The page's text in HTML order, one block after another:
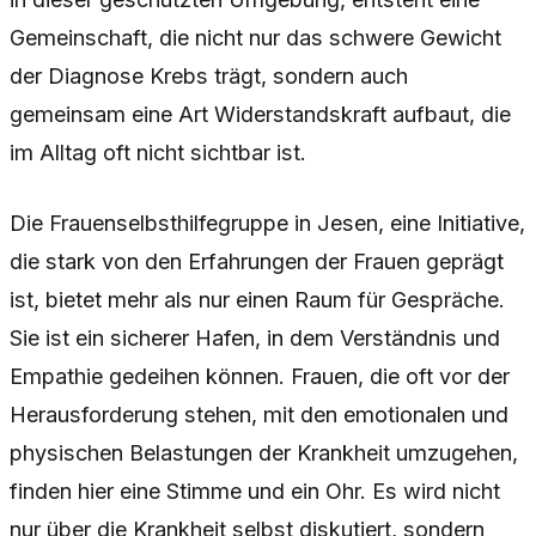
Gemeinschaft, die nicht nur das schwere Gewicht
der Diagnose Krebs trägt, sondern auch
gemeinsam eine Art Widerstandskraft aufbaut, die
im Alltag oft nicht sichtbar ist.
Die Frauenselbsthilfegruppe in Jesen, eine Initiative,
die stark von den Erfahrungen der Frauen geprägt
ist, bietet mehr als nur einen Raum für Gespräche.
Sie ist ein sicherer Hafen, in dem Verständnis und
Empathie gedeihen können. Frauen, die oft vor der
Herausforderung stehen, mit den emotionalen und
physischen Belastungen der Krankheit umzugehen,
finden hier eine Stimme und ein Ohr. Es wird nicht
nur über die Krankheit selbst diskutiert, sondern